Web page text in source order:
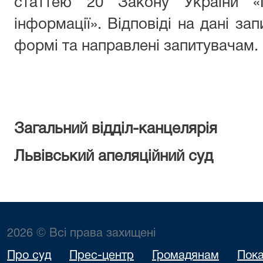
статтею 20 Закону України
інформації». Відповіді на дані
формі та направлені запитувачам.
Загальний відділ-канцелярія
Львівський апеляційний суд
2026 © Всі права захищені
Про суд Прес-центр Громадянам